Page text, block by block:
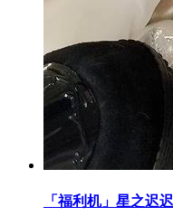
「福利机」星之迟